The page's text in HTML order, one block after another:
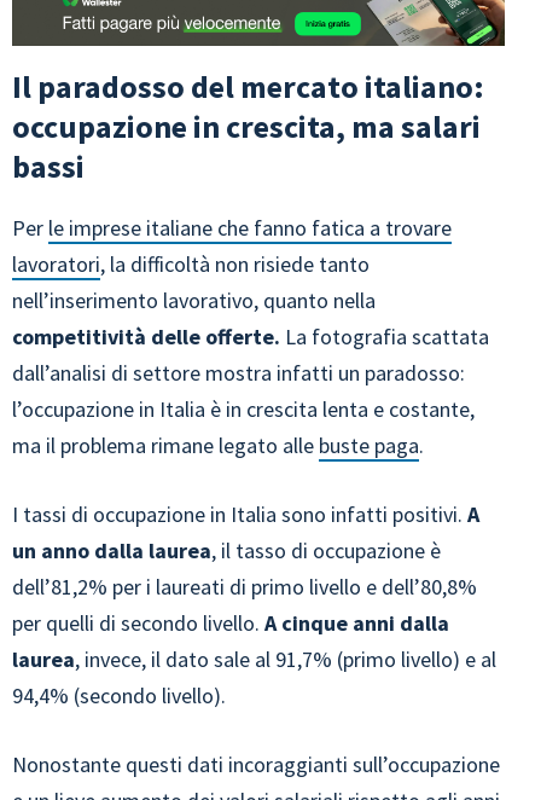
Il paradosso del mercato italiano:
occupazione in crescita, ma salari
bassi
Per le imprese italiane che fanno fatica a trovare
lavoratori, la difficoltà non risiede tanto
nell’inserimento lavorativo, quanto nella
competitività delle offerte. La fotografia scattata
dall’analisi di settore mostra infatti un paradosso:
l’occupazione in Italia è in crescita lenta e costante,
ma il problema rimane legato alle buste paga.
I tassi di occupazione in Italia sono infatti positivi. A
un anno dalla laurea, il tasso di occupazione è
dell’81,2% per i laureati di primo livello e dell’80,8%
per quelli di secondo livello. A cinque anni dalla
laurea, invece, il dato sale al 91,7% (primo livello) e al
94,4% (secondo livello).
Nonostante questi dati incoraggianti sull’occupazione